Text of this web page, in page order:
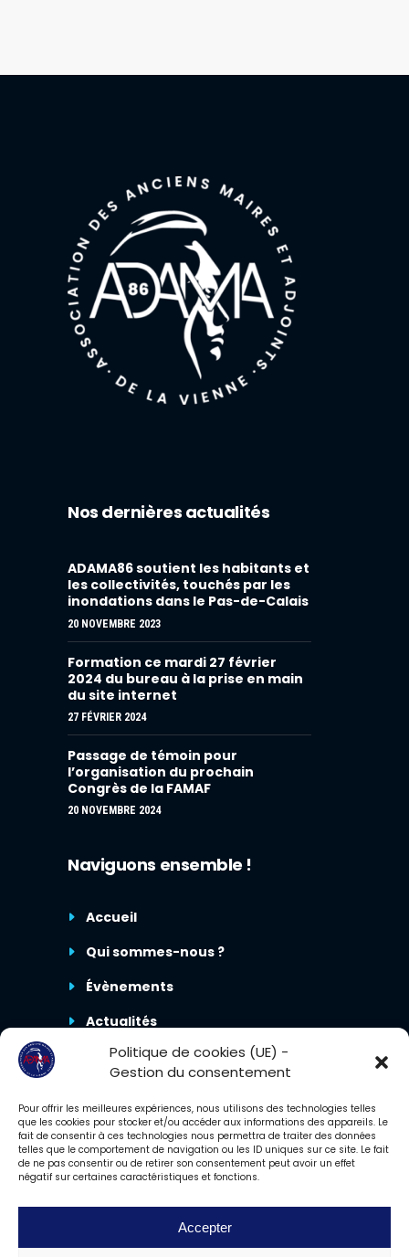
Politique de cookies (UE) -
Gestion du consentement
Pour offrir les meilleures expériences, nous utilisons des technologies telles
que les cookies pour stocker et/ou accéder aux informations des appareils. Le
fait de consentir à ces technologies nous permettra de traiter des données
telles que le comportement de navigation ou les ID uniques sur ce site. Le fait
de ne pas consentir ou de retirer son consentement peut avoir un effet
négatif sur certaines caractéristiques et fonctions.
Accepter
Nos dernières actualités
ADAMA86 soutient les habitants et
les collectivités, touchés par les
inondations dans le Pas-de-Calais
20 NOVEMBRE 2023
Formation ce mardi 27 février
2024 du bureau à la prise en main
du site internet
27 FÉVRIER 2024
Passage de témoin pour
l’organisation du prochain
Congrès de la FAMAF
20 NOVEMBRE 2024
Naviguons ensemble !
Accueil
Qui sommes-nous ?
Évènements
Actualités
Nous contacter
2023 – Tous droits réservés. ©ADAMA86.